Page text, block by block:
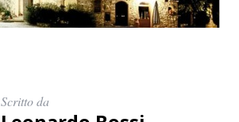
Scritto da